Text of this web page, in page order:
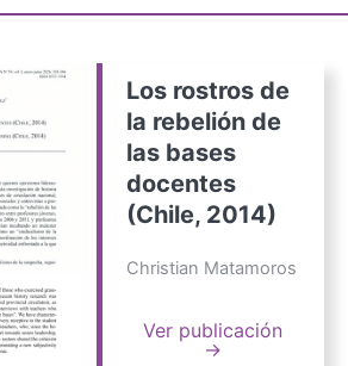
Los rostros de
la rebelión de
las bases
docentes
(Chile, 2014)
Christian Matamoros
Ver publicación
→